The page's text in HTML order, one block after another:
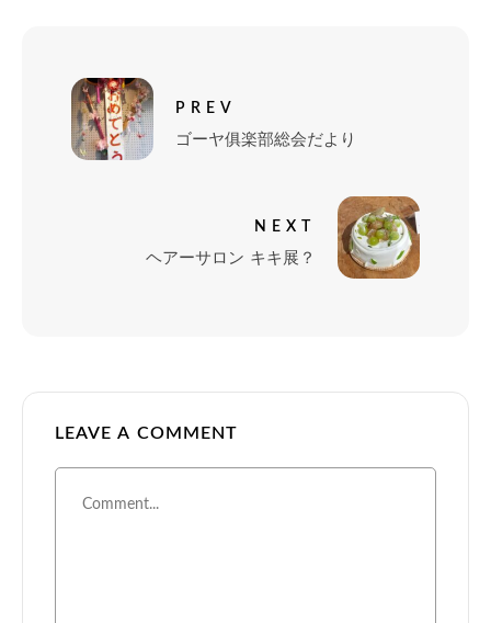
PREV
ゴーヤ俱楽部総会だより
NEXT
ヘアーサロン キキ展？
LEAVE A COMMENT